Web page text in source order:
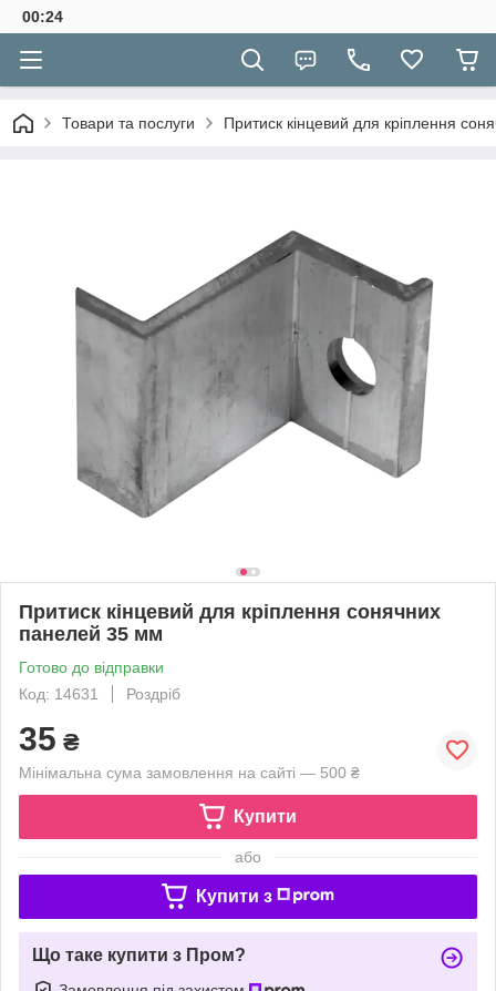
00:24
Товари та послуги Притиск кінцевий для кріплення
Притиск кінцевий для кріплення сонячних
панелей 35 мм
Готово до відправки
Код: 14631
Роздріб
35 ₴
Мінімальна сума замовлення на сайті — 500 ₴
Купити
або
Купити з
Що таке купити з Пром?